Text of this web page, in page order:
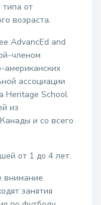
типа от
возраста.
AdvancEd and
членом
американских
ассоциации
Heritage School
из
и со всего
от 1 до 4 лет.
внимание
занятия